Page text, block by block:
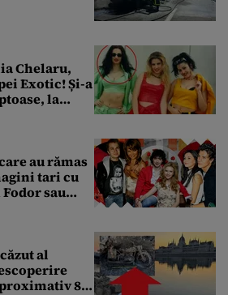
Chelaru,
Și-a
la
au rămas
tari cu
sau
al
80